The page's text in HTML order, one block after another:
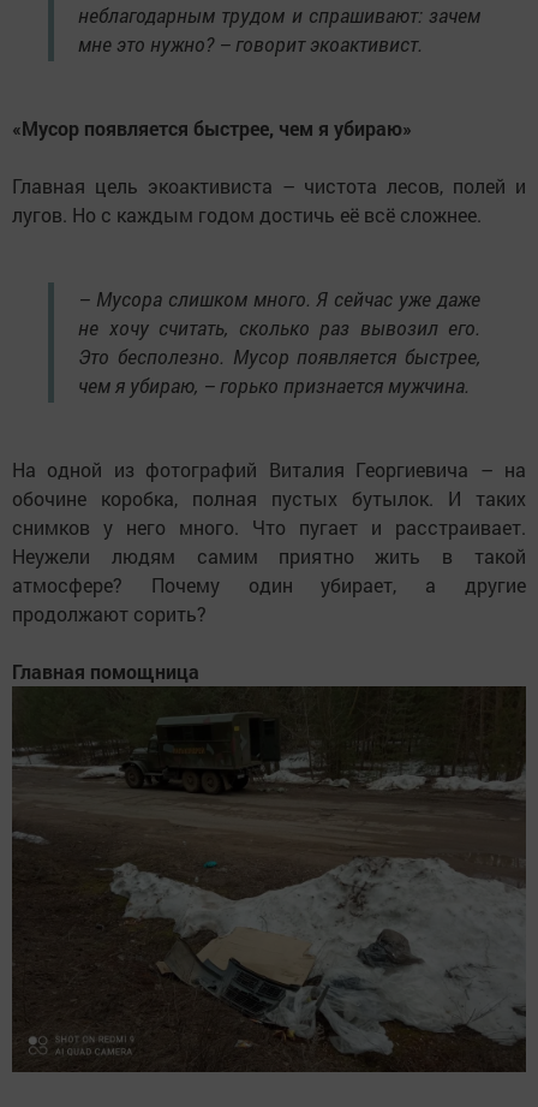
неблагодарным трудом и спрашивают: зачем
мне это нужно? – говорит экоактивист.
«Мусор появляется быстрее, чем я убираю»
Главная цель экоактивиста – чистота лесов, полей и
лугов. Но с каждым годом достичь её всё сложнее.
– Мусора слишком много. Я сейчас уже даже
не хочу считать, сколько раз вывозил его.
Это бесполезно. Мусор появляется быстрее,
чем я убираю, – горько признается мужчина.
На одной из фотографий Виталия Георгиевича – на
обочине коробка, полная пустых бутылок. И таких
снимков у него много. Что пугает и расстраивает.
Неужели людям самим приятно жить в такой
атмосфере? Почему один убирает, а другие
продолжают сорить?
Главная помощница